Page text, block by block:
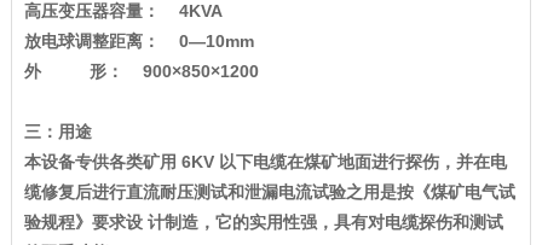
高压变压器容量： 4KVA
放电球调整距离： 0—10mm
外 形： 900×850×1200
三：用途
本设备专供各类矿用 6KV 以下电缆在煤矿地面进行探伤，并在电
缆修复后进行直流耐压测试和泄漏电流试验之用是按《煤矿电气试
验规程》要求设 计制造，它的实用性强，具有对电缆探伤和测试